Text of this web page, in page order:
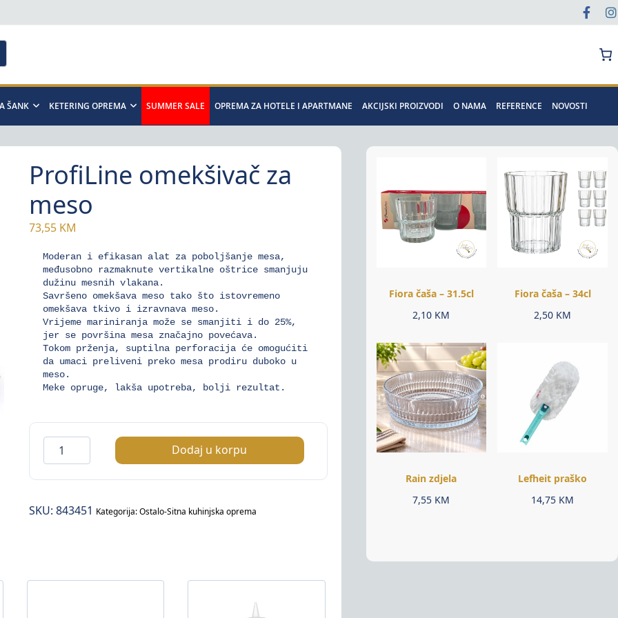
ŠANK KETERING OPREMA SUMMER SALE OPREMA ZA HOTELE I APARTMANE AKCIJSKI PROIZVODI O NAMA REFERENCE NOVOSTI
ProfiLine omekšivač za
meso
73,55 KM
Moderan i efikasan alat za poboljšanje mesa,
međusobno razmaknute vertikalne oštrice smanjuju
dužinu mesnih vlakana.
Savršeno omekšava meso tako što istovremeno
omekšava tkivo i izravnava meso.
Vrijeme mariniranja može se smanjiti i do 25%,
jer se površina mesa značajno povećava.
Tokom prženja, suptilna perforacija će omogućiti
da umaci preliveni preko mesa prodiru duboko u
meso.
Meke opruge, lakša upotreba, bolji rezultat.
ProfiLine
omekšivač
za
količina
Dodaj u korpu
SKU: 843451 Kategorija:Ostalo-Sitna kuhinjska oprema
Fiora čaša – 31.5cl
2,10 KM
Fiora čaša – 34cl
2,50 KM
Rain zdjela
7,55 KM
Lefheit praško
14,75 KM